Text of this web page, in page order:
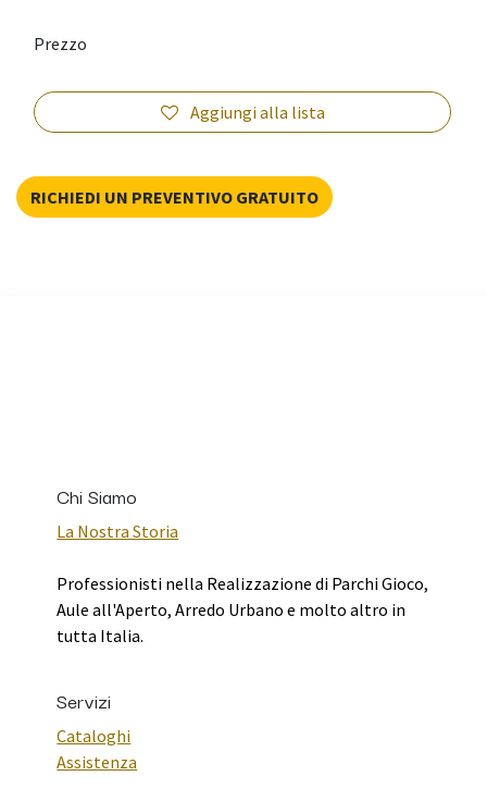
Aggiungi alla lista
Prezzo
RICHIEDI UN PREVENTIVO GRATUITO
Chi Siamo
La Nostra Storia
Professionisti nella Realizzazione di Parchi Gioco,
Aule all'Aperto, Arredo Urbano e molto altro in
tutta Italia.
Servizi
Cataloghi
Assistenza